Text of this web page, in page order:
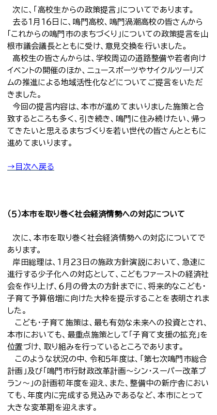
次に、「高校生からの政策提言」についてであります。
去る１月１６日に、鳴門高校、鳴門渦潮高校の皆さんから
「これからの鳴門市のまちづくり」についての政策提言を山
根市議会議長とともに受け、意見交換を行いました。
高校生の皆さんからは、学校周辺の道路整備や若者向け
イベントの開催のほか、ニュースポーツやサイクルツーリズ
ムの推進による地域活性化などについてご提言をいただ
きました。
今回の提言内容は、本市が進めてまいりました施策と合
致するところも多く、引き続き、鳴門に住み続けたい、帰っ
てきたいと思えるまちづくりを若い世代の皆さんとともに
進めてまいります。
→目次へ戻る
（５）本市を取り巻く社会経済情勢への対応について
次に、本市を取り巻く社会経済情勢への対応についてで
あります。
岸田総理は、１月２３日の施政方針演説において、急速に
進行する少子化への対応として、こどもファーストの経済社
会を作り上げ、６月の骨太の方針までに、将来的なこども・
子育て予算倍増に向けた大枠を提示することを表明されま
した。
こども・子育て施策は、最も有効な未来への投資とされ、
本市においても、最重点施策として「子育て支援の拡充」を
位置づけ、取り組みを行っているところであります。
このような状況の中、令和５年度は、「第七次鳴門市総合
計画」及び「鳴門市行財政改革計画～シン・スーパー改革プ
ラン～」の計画初年度を迎え、また、整備中の新庁舎におい
ても、年度内に完成する見込みであるなど、本市にとって
大きな変革期を迎えます。